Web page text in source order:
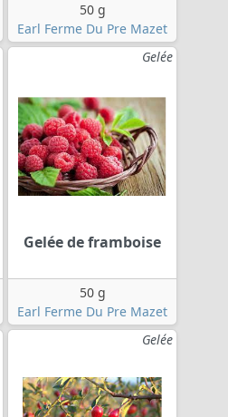
50 g
Earl Ferme Du Pre Mazet
Gelée
Gelée de framboise
50 g
Earl Ferme Du Pre Mazet
Gelée